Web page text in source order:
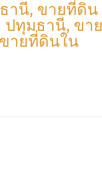
านี, ขายที่ดิน
ทุมธานี, ขาย
ายที่ดินใน